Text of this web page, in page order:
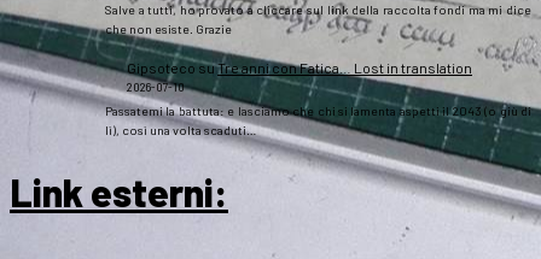
Salve a tutti, ho provato a cliccare sul link della raccolta fondi ma mi dice
che non esiste. Grazie
GipsotecosuTre anni con Fatica… Lost in translation
2026-07-10
Passatemi la battuta: e lasciamo che chi si lamenta aspetti il 2043 (o giù di
lì), così una volta scaduti…
Link esterni: